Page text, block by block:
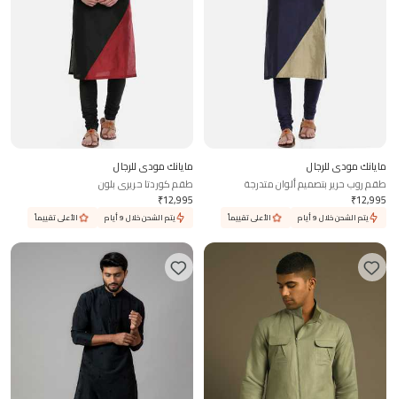
مايانك مودي للرجال
طقم روب حرير بتصميم ألوان متدرجة
₹12,995
يتم الشحن خلال 9 أيام الأعلى تقييماً
مايانك مودي للرجال
طقم كوردتا حريري بلون
₹12,995
يتم الشحن خلال 9 أيام الأعلى تقييماً